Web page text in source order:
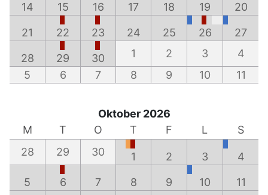
14 15 16 17 18 19 20
21 22 23 24 25 26 27
28 29 30 1 2 3
4
5
6 7 8 9 10 11
Oktober 2026
M
T O T F L
S
28
29 30 1 2 3 4
5 6 7 8 9 10
11